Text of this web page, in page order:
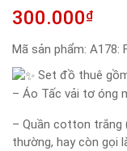
300.000₫
Mã sản phẩm: A178:
Set đồ thuê
– Áo Tấc vải tơ óng
– Quần cotton trắng
thường, hay còn gọi